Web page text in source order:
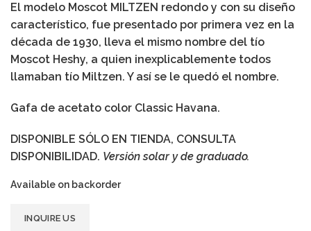
El modelo Moscot MILTZEN redondo y con su diseño
característico, fue presentado por primera vez en la
década de 1930, lleva el mismo nombre del tío
Moscot Heshy, a quien inexplicablemente todos
llamaban tío Miltzen. Y así se le quedó el nombre.
Gafa de acetato color Classic Havana.
DISPONIBLE SÓLO EN TIENDA, CONSULTA
DISPONIBILIDAD. Versión solar y de graduado.
Available on backorder
INQUIRE US